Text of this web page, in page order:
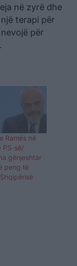
në zyrë dhe
terapi për
për
Ramës në
PS-së/
gënjeshtar
peng të